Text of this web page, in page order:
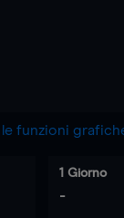
funzioni
1 Giorno
-